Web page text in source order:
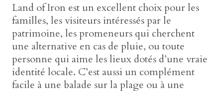
Land of Iron est un excellent choix pour les
familles, les visiteurs intéressés par le
patrimoine, les promeneurs qui cherchent
une alternative en cas de pluie, ou toute
personne qui aime les lieux dotés d’une vraie
identité locale. C’est aussi un complément
facile à une balade sur la plage ou à une